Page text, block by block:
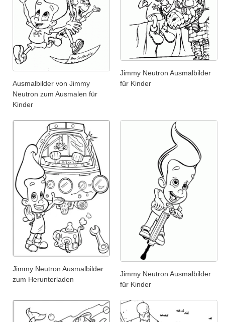
Ausmalbilder von Jimmy
Neutron zum Ausmalen für
Kinder
Jimmy Neutron Ausmalbilder
für Kinder
Jimmy Neutron Ausmalbilder
zum Herunterladen
Jimmy Neutron Ausmalbilder
für Kinder